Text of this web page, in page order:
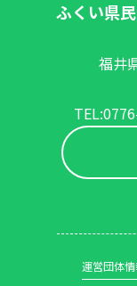
ふくい県
福井
運営団体